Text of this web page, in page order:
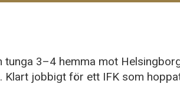
3–4 hemma mot
jobbigt för ett IFK som